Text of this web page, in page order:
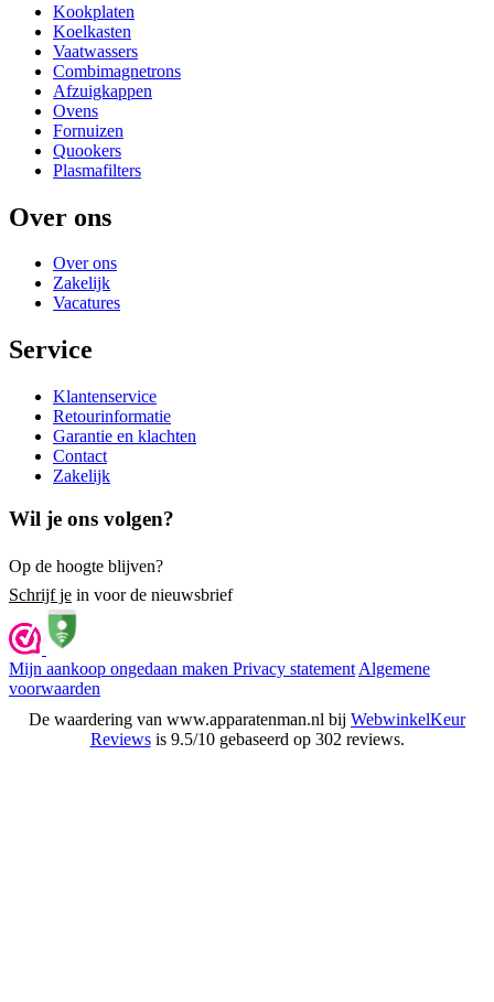
Kookplaten
Koelkasten
Vaatwassers
Combimagnetrons
Afzuigkappen
Ovens
Fornuizen
Quookers
Plasmafilters
Over ons
Over ons
Zakelijk
Vacatures
Service
Klantenservice
Retourinformatie
Garantie en klachten
Contact
Zakelijk
Wil je ons volgen?
Op de hoogte blijven?
Schrijf je in voor de nieuwsbrief
Mijn aankoop ongedaan maken Privacy statement Algemene
voorwaarden
De waardering van www.apparatenman.nl bij WebwinkelKeur
Reviewsis 9.5/10 gebaseerd op 302 reviews.